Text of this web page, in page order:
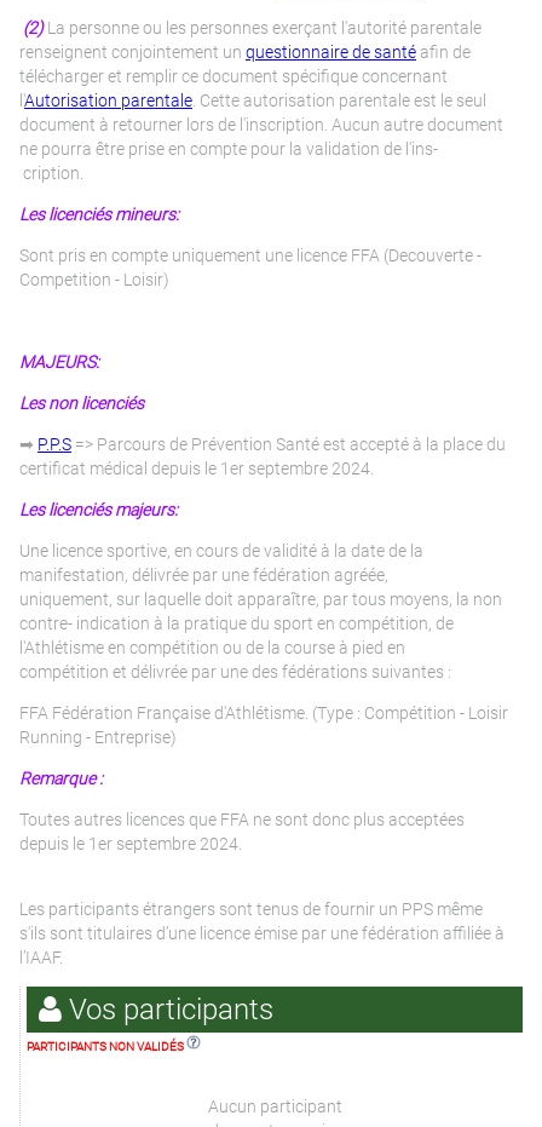
(2)La personne ou les personnes exerçant l'autorité parentale
renseignent conjointement un questionnaire de santéafin de
télécharger et remplir ce document spécifique concernant
Autorisation parentale . Cette autorisation parentale est le seul
document à retourner lors de l'inscription. Aucun autre document
ne pourra être prise en compte pour la validation de l'ins-
cription.
Les licenciés mineurs:
Sont pris en compte uniquement une licence FFA (Decouverte -
Competition - Loisir)
MAJEURS:
Les non licenciés
➡ P.P.S => Parcours de Prévention Santé est accepté à la place du
certificat médical depuis le 1er septembre 2024.
Les licenciés majeurs:
Une licence sportive, en cours de validité à la date de la
manifestation, délivrée par une fédération agréée,
uniquement, sur laquelle doit apparaître, par tous moyens, la non
contre- indication à la pratique du sport en compétition, de
l'Athlétisme en compétition ou de la course à pied en
compétition et délivrée par une des fédérations suivantes :
FFA Fédération Française d'Athlétisme. (Type : Compétition - Loisir
Running - Entreprise)
Remarque :
Toutes autres licences que FFA ne sont donc plus acceptées
depuis le 1er septembre 2024.
Les participants étrangers sont tenus de fournir un PPS même
s'ils sont titulaires d’une licence émise par une fédération affiliée à
l’IAAF.
Vos participants
PARTICIPANTS NON VALIDÉS
Aucun participant